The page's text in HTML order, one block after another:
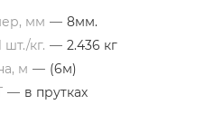
мм — 8мм.
шт./кг. — 2.436 кг
м — (6м)
— в прутках